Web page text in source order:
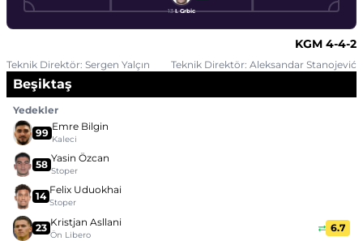
13 I. Grbic
KGM 4-4-2
Teknik Direktör: Sergen Yalçın Teknik Direktör: Aleksandar Stanojević
Beşiktaş
Yedekler
99 Emre Bilgin
Kaleci
58 Yasin Özcan
Stoper
14 Felix Uduokhai
Stoper
23 Kristjan Asllani
Ön Libero
6.7